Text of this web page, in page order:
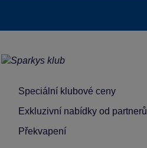
Speciální klubové ceny
Exkluzivní nabídky od partnerů
Překvapení